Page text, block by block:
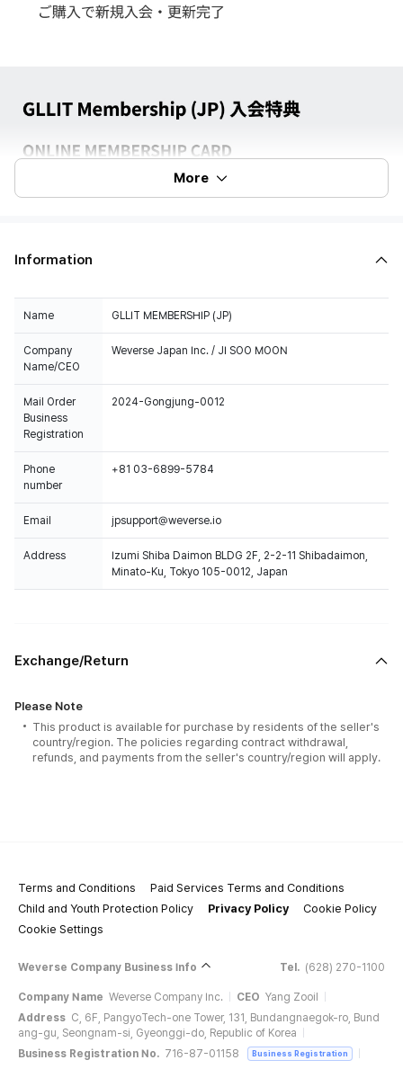
More
Information
Name GLLIT MEMBERSHIP (JP)
Company
Name/CEO
Weverse Japan Inc. / JI SOO MOON
Mail Order
Business
Registration
2024-Gongjung-0012
Phone
number
+81 03-6899-5784
Email jpsupport@weverse.io
Address
Izumi Shiba Daimon BLDG 2F, 2-2-11 Shibadaimon,
Minato-Ku, Tokyo 105-0012, Japan
Exchange/Return
Please Note
This product is available for purchase by residents of the seller's
country/region. The policies regarding contract withdrawal,
refunds, and payments from the seller's country/region will apply.
Terms and Conditions
Paid Services Terms and Conditions
Child and Youth Protection Policy
Privacy Policy
Cookie Policy
Cookie Settings
Weverse Company Business Info Tel. (628) 270-1100
Company Name Weverse Company Inc. CEO Yang Zooil
Address C, 6F, PangyoTech-one Tower, 131, Bundangnaegok-ro, Bund
ang-gu, Seongnam-si, Gyeonggi-do, Republic of Korea
Business Registration No. 716-87-01158 Business Registration